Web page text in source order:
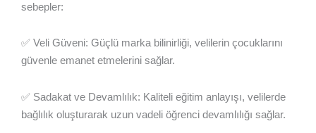
sebepler:
✅ Veli Güveni: Güçlü marka bilinirliği, velilerin çocuklarını
güvenle emanet etmelerini sağlar.
✅ Sadakat ve Devamlılık: Kaliteli eğitim anlayışı, velilerde
bağlılık oluşturarak uzun vadeli öğrenci devamlılığı sağlar.